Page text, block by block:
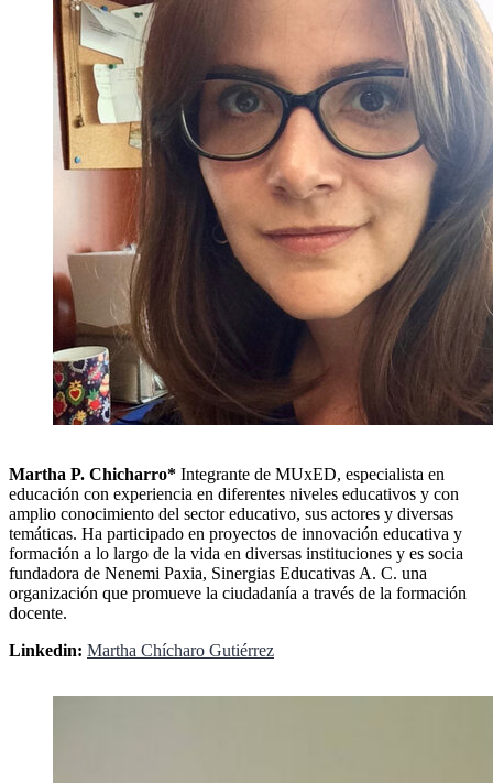
Martha P. Chicharro* Integrante de MUxED, especialista en
educación con experiencia en diferentes niveles educativos y con
amplio conocimiento del sector educativo, sus actores y diversas
temáticas. Ha participado en proyectos de innovación educativa y
formación a lo largo de la vida en diversas instituciones y es socia
fundadora de Nenemi Paxia, Sinergias Educativas A. C. una
organización que promueve la ciudadanía a través de la formación
docente.
Linkedin: Martha Chícharo Gutiérrez